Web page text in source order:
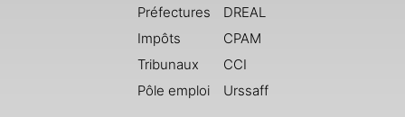
Préfectures
Impôts
Tribunaux
Pôle emploi
DREAL
CPAM
CCI
Urssaff